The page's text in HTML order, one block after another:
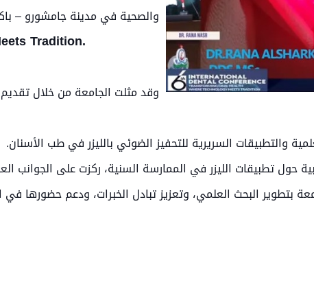
والصحية في مدينة جامشورو –
Tradition.
وقد مثلت الجامعة من خلال
والتطبيقات السريرية للتحفيز الضوئي بالليزر في طب الأسنان.
تطبيقات الليزر في الممارسة السنية، ركزت على الجوانب
بتطوير البحث العلمي، وتعزيز تبادل الخبرات، ودعم حضورها